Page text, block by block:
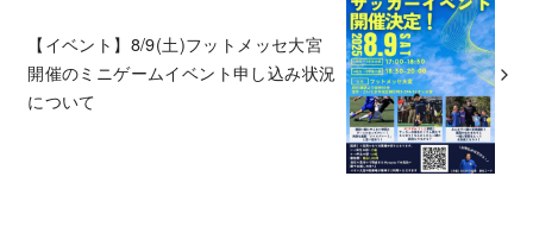
【イベント】8/9(土)フットメッセ大宮
開催のミニゲームイベント申し込み状況
について